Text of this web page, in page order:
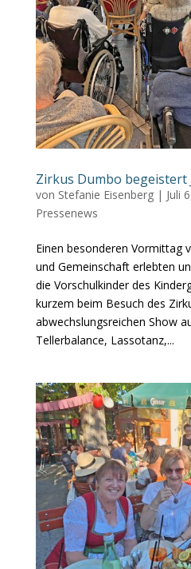
Zirkus Dumbo begeistert
von Stefanie Eisenberg| Juli
Pressenews
Einen besonderen Vormittag
und Gemeinschaft erlebten
die Vorschulkinder des
kurzem beim Besuch des
abwechslungsreichen Show
Tellerbalance, Lassotanz,...